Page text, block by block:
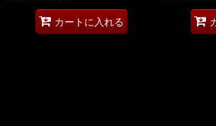
カートに入れる